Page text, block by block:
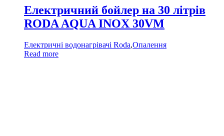
Електричний бойлер на 30 літрів
RODA AQUA INOX 30VM
Електричні водонагрівачі Roda,Опалення
Read more